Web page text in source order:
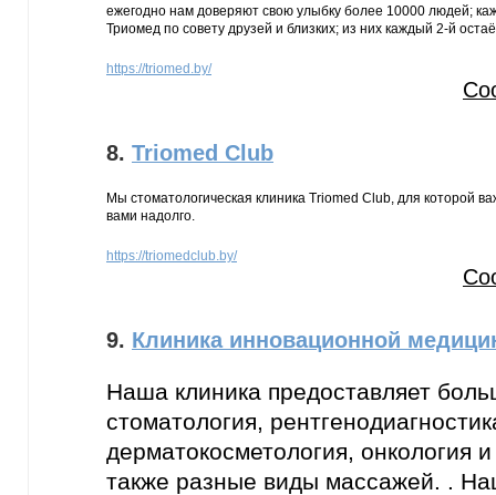
ежегодно нам доверяют свою улыбку более 10000 людей;
Триомед по совету друзей и близких; из них каждый 2-й
https://triomed.by/
8. Triomed Club
Мы стоматологическая клиника Triomed Club, для которой
вами надолго.
https://triomedclub.by/
9. Клиника инновационной
Наша клиника предоставляет
стоматология,
дерматокосметология, онкология
также разные виды массажей. .